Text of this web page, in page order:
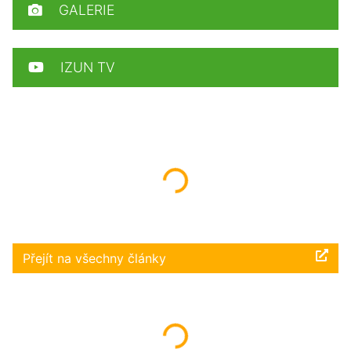
Načítám...
Přejít na všechny články
Načítám...
GALERIE
IZUN TV